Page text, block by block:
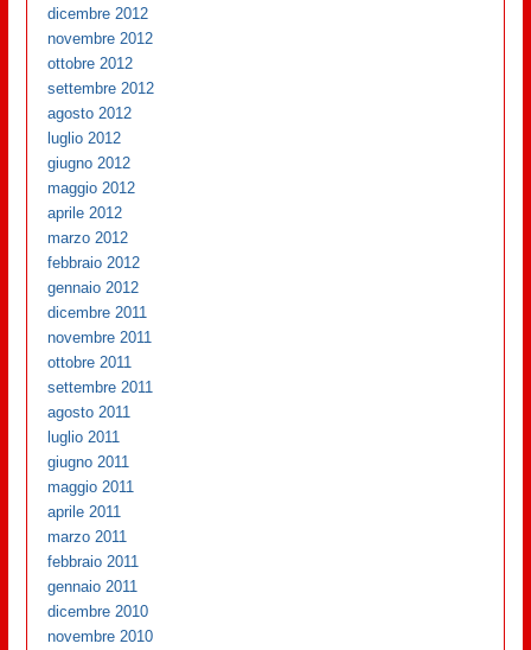
dicembre 2012
novembre 2012
ottobre 2012
settembre 2012
agosto 2012
luglio 2012
giugno 2012
maggio 2012
aprile 2012
marzo 2012
febbraio 2012
gennaio 2012
dicembre 2011
novembre 2011
ottobre 2011
settembre 2011
agosto 2011
luglio 2011
giugno 2011
maggio 2011
aprile 2011
marzo 2011
febbraio 2011
gennaio 2011
dicembre 2010
novembre 2010